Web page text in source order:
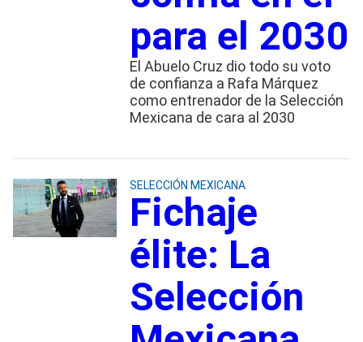
para el 2030
El Abuelo Cruz dio todo su voto
de confianza a Rafa Márquez
como entrenador de la Selección
Mexicana de cara al 2030
SELECCIÓN MEXICANA
Fichaje
élite: La
Selección